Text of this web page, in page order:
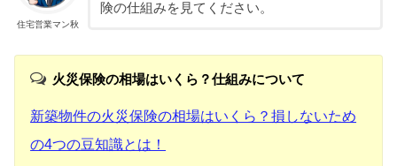
住宅営業マン秋
険の仕組みを見てください。
火災保険の相場はいくら？仕組みについて
新築物件の火災保険の相場はいくら？損しないため
の4つの豆知識とは！